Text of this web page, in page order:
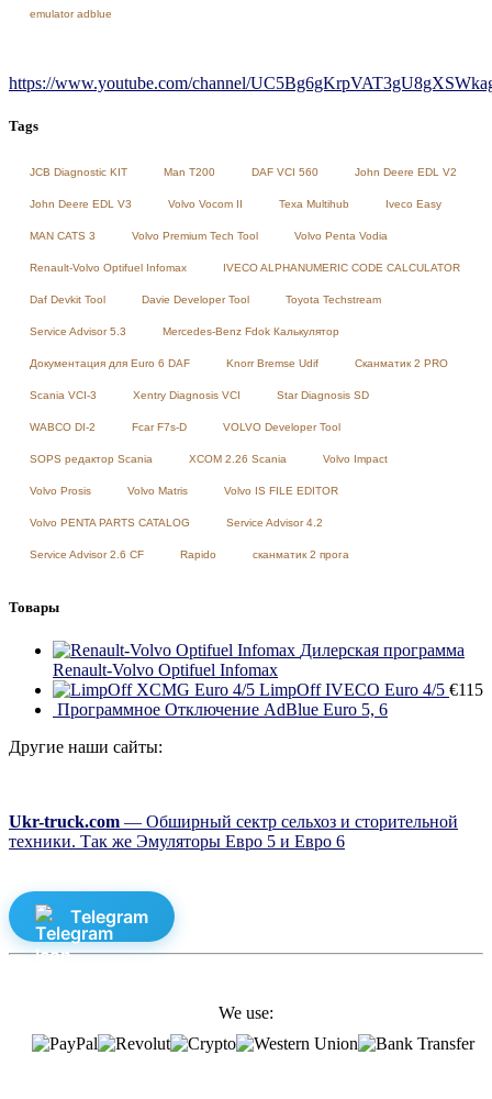
emulator adblue
https://www.youtube.com/channel/
Tags
JCB Diagnostic KIT Man T200 DAF VCI 560 John Deere EDL V2
John Deere EDL V3 Volvo Vocom II Texa Multihub Iveco Easy
MAN CATS 3 Volvo Premium Tech Tool Volvo Penta Vodia
Renault-Volvo Optifuel Infomax IVECO ALPHANUMERIC CODE CALCULATOR
Daf Devkit Tool Davie Developer Tool Toyota Techstream
Service Advisor 5.3 Mercedes-Benz Fdok Калькулятор
Документация для Euro 6 DAF Knorr Bremse Udif Сканматик 2 PRO
Scania VCI-3 Xentry Diagnosis VCI Star Diagnosis SD
WABCO DI-2 Fcar F7s-D VOLVO Developer Tool
SOPS редактор Scania XCOM 2.26 Scania Volvo Impact
Volvo Prosis Volvo Matris Volvo IS FILE EDITOR
Volvo PENTA PARTS CATALOG Service Advisor 4.2
Service Advisor 2.6 CF Rapido сканматик 2 прога
Товары
Дилерская программа
Renault-Volvo Optifuel Infomax
LimpOff IVECO Euro 4/5 €115
Программное Отключение AdBlue Euro 5, 6
Другие наши сайты:
Ukr-truck.com — Обширный сектр сельхоз и сторительной
техники. Так же Эмуляторы Евро 5 и Евро 6
Telegram
We use: